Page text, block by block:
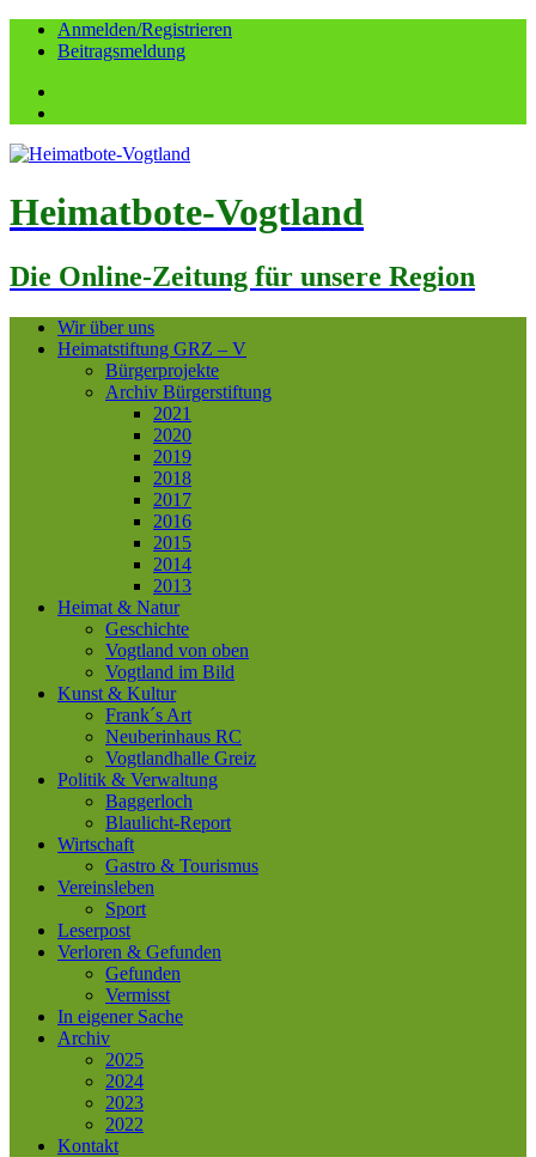
Anmelden/Registrieren
Beitragsmeldung
Heimatbote-Vogtland
Die Online-Zeitung für unsere Region
Wir über uns
Heimatstiftung GRZ – V
Bürgerprojekte
Archiv Bürgerstiftung
2021
2020
2019
2018
2017
2016
2015
2014
2013
Heimat & Natur
Geschichte
Vogtland von oben
Vogtland im Bild
Kunst & Kultur
Frank´s Art
Neuberinhaus RC
Vogtlandhalle Greiz
Politik & Verwaltung
Baggerloch
Blaulicht-Report
Wirtschaft
Gastro & Tourismus
Vereinsleben
Sport
Leserpost
Verloren & Gefunden
Gefunden
Vermisst
In eigener Sache
Archiv
2025
2024
2023
2022
Kontakt